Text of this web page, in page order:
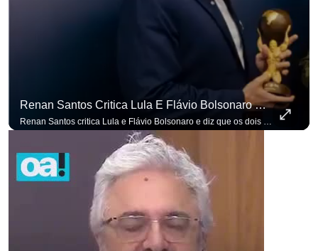
Renan Santos Critica Lula E Flávio Bolsonaro E Diz Que Os Dois São Lados Da Mesma Moeda.
Renan Santos critica Lula e Flávio Bolsonaro e diz que os dois são lados da mesma moeda. #OAntagonista Se você busca informação com credibilidade, inscreva-se agora e ative o